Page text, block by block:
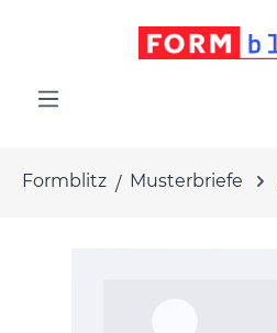
Formblitz Musterbriefe